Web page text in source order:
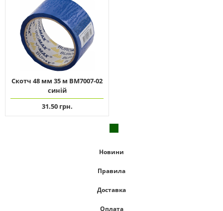
Скотч 48 мм 35 м ВМ7007-02
синій
31.50 грн.
Новини
Правила
Доставка
Оплата